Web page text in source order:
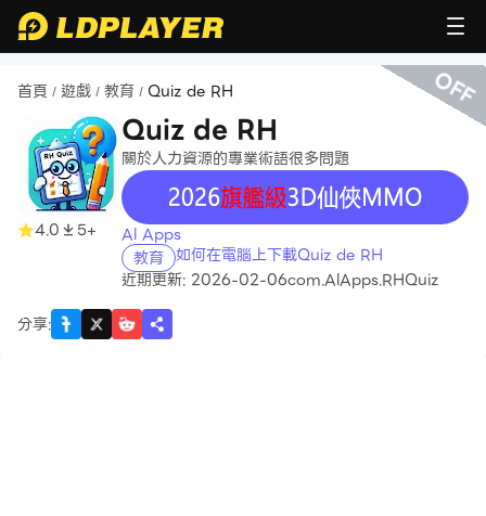
首頁 / 遊戲 / 教育 / Quiz de RH
4.0 5+
Quiz de RH
關於人力資源的專業術語很多問題
recommend
Al Apps
教育 如何在電腦上下載Quiz de RH
近期更新: 2026-02-06com.AlApps.RHQuiz
分享:
OFF